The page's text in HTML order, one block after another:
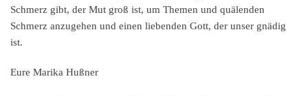
Schmerz gibt, der Mut groß ist, um Themen und quälenden
Schmerz anzugehen und einen liebenden Gott, der unser gnädig
ist.
Eure Marika Hußner